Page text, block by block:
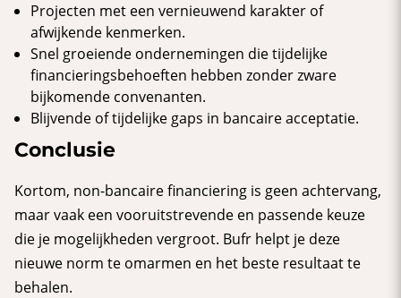
Projecten met een vernieuwend karakter of
afwijkende kenmerken.
Snel groeiende ondernemingen die tijdelijke
financieringsbehoeften hebben zonder zware
bijkomende convenanten.
Blijvende of tijdelijke gaps in bancaire acceptatie.
Conclusie
Kortom, non-bancaire financiering is geen achtervang,
maar vaak een vooruitstrevende en passende keuze
die je mogelijkheden vergroot. Bufr helpt je deze
nieuwe norm te omarmen en het beste resultaat te
behalen.